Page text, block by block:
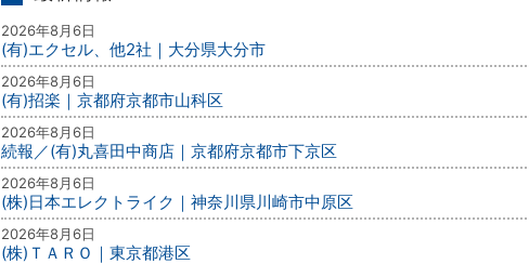
2026年8月6日
(有)エクセル、他2社｜大分県大分市
2026年8月6日
(有)招楽｜京都府京都市山科区
2026年8月6日
続報／(有)丸喜田中商店｜京都府京都市下京区
2026年8月6日
(株)日本エレクトライク｜神奈川県川崎市中原区
2026年8月6日
(株)ＴＡＲＯ｜東京都港区